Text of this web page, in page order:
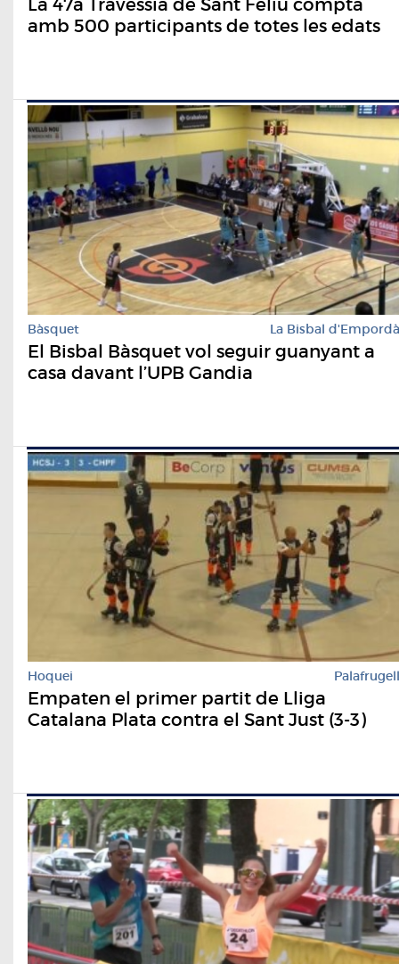
La 47a Travessia de Sant Feliu compta
amb 500 participants de totes les edats
Bàsquet La Bisbal d'Empordà
El Bisbal Bàsquet vol seguir guanyant a
casa davant l’UPB Gandia
Hoquei Palafrugell
Empaten el primer partit de Lliga
Catalana Plata contra el Sant Just (3-3)